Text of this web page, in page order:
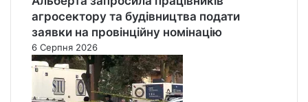
агросектору та будівництва подати
заявки на провінційну номінацію
6 Серпня 2026